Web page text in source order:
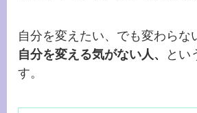
自分を変えたい、でも変わらな
自分を変える気がない人、
とい
す。